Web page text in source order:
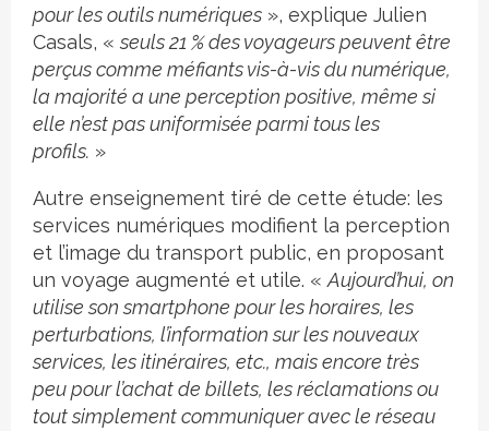
pour les outils numériques », explique Julien
Casals, «seuls 21 % des voyageurs peuvent être
perçus comme méfiants vis-à-vis du numérique,
la majorité a une perception positive, même si
elle n’est pas uniformisée parmi tous les
profils. »
Autre enseignement tiré de cette étude: les
services numériques modifient la perception
et l’image du transport public, en proposant
un voyage augmenté et utile. « Aujourd’hui, on
utilise son smartphone pour les horaires, les
perturbations, l’information sur les nouveaux
services, les itinéraires, etc., mais encore très
peu pour l’achat de billets, les réclamations ou
tout simplement communiquer avec le réseau